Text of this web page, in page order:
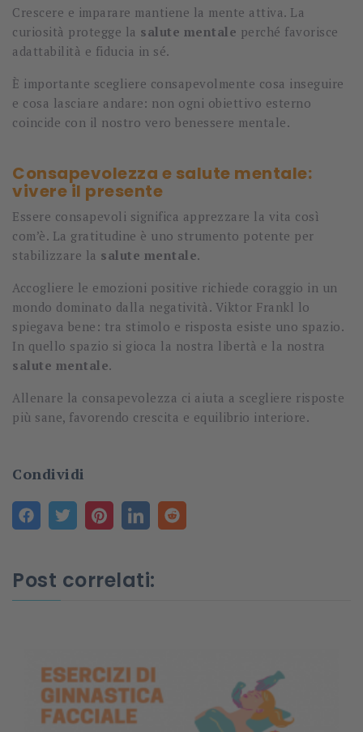
Crescere e imparare mantiene la mente attiva. La
curiosità protegge la salute mentale perché favorisce
adattabilità e fiducia in sé.
È importante scegliere consapevolmente cosa inseguire
e cosa lasciare andare: non ogni obiettivo esterno
coincide con il nostro vero benessere mentale.
Consapevolezza e salute mentale:
vivere il presente
Essere consapevoli significa apprezzare la vita così
com’è. La gratitudine è uno strumento potente per
stabilizzare la salute mentale.
Accogliere le emozioni positive richiede coraggio in un
mondo dominato dalla negatività. Viktor Frankl lo
spiegava bene: tra stimolo e risposta esiste uno spazio.
In quello spazio si gioca la nostra libertà e la nostra
salute mentale.
Allenare la consapevolezza ci aiuta a scegliere risposte
più sane, favorendo crescita e equilibrio interiore.
Condividi
Post correlati: